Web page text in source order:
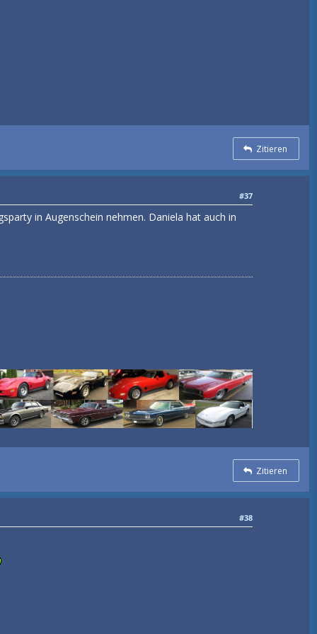
Zitieren
#37
in Augenschein nehmen. Daniela hat auch in
Zitieren
#38